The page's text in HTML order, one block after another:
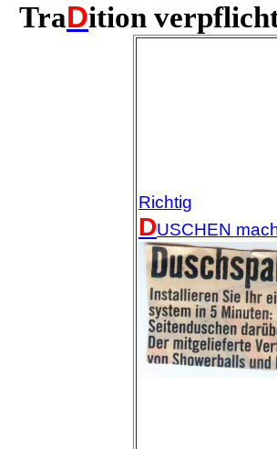
TraDition
Richtig
DUSCHEN